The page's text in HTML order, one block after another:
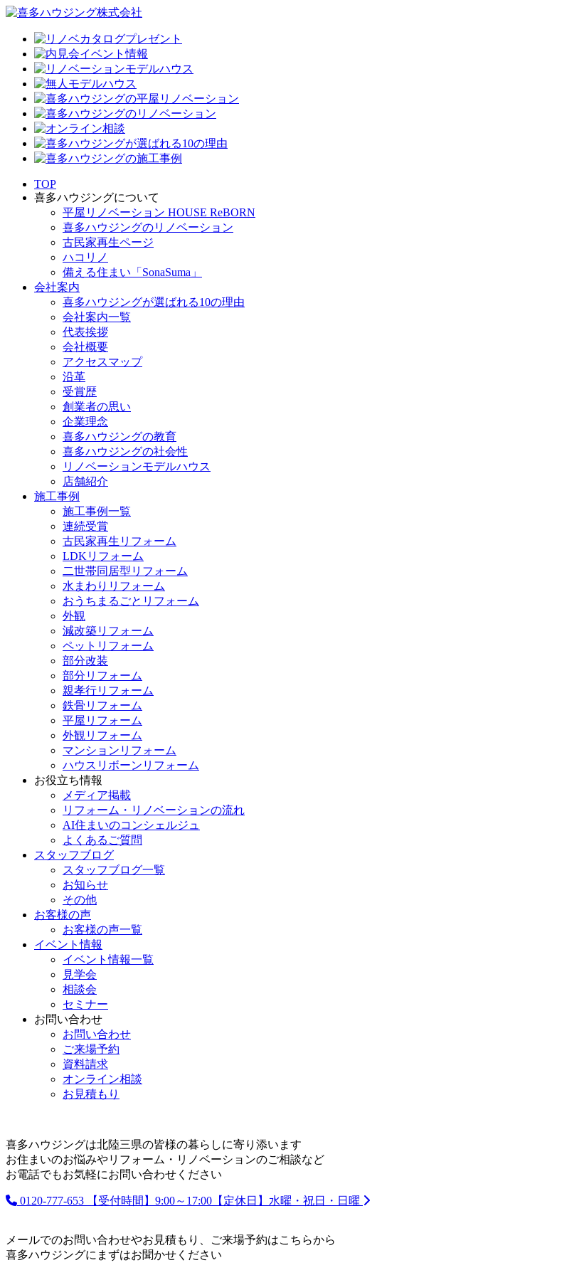
TOP
喜多ハウジングについて
平屋リノベーション HOUSE ReBORN
喜多ハウジングのリノベーション
古民家再生ページ
ハコリノ
備える住まい「SonaSuma」
会社案内
喜多ハウジングが選ばれる10の理由
会社案内一覧
代表挨拶
会社概要
アクセスマップ
沿革
受賞歴
創業者の思い
企業理念
喜多ハウジングの教育
喜多ハウジングの社会性
リノベーションモデルハウス
店舗紹介
施工事例
施工事例一覧
連続受賞
古民家再生リフォーム
LDKリフォーム
二世帯同居型リフォーム
水まわりリフォーム
おうちまるごとリフォーム
外観
減改築リフォーム
ペットリフォーム
部分改装
部分リフォーム
親孝行リフォーム
鉄骨リフォーム
平屋リフォーム
外観リフォーム
マンションリフォーム
ハウスリボーンリフォーム
お役立ち情報
メディア掲載
リフォーム・リノベーションの流れ
AI住まいのコンシェルジュ
よくあるご質問
スタッフブログ
スタッフブログ一覧
お知らせ
その他
お客様の声
お客様の声一覧
イベント情報
イベント情報一覧
見学会
相談会
セミナー
お問い合わせ
お問い合わせ
ご来場予約
資料請求
オンライン相談
お見積もり
喜多ハウジングは北陸三県の皆様の暮らしに寄り添います
お住まいのお悩みやリフォーム・リノベーションのご相談など
お電話でもお気軽にお問い合わせください
0120-777-653 【受付時間】9:00～17:00【定休日】水曜・祝日・日曜
メールでのお問い合わせやお見積もり、ご来場予約はこちらから
喜多ハウジングにまずはお聞かせください